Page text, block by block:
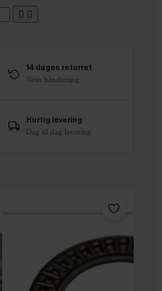
 
14 dages returret
Nem håndtering
Hurtig levering
Dag til dag levering